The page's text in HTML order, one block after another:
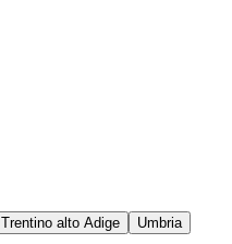
Trentino alto Adige Umbria